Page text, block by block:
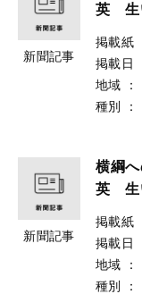
新聞記事
英 生
掲載紙
掲載日
地域
：
種別
：
新聞記事
横綱
英 生
掲載紙
掲載日
地域
：
種別
：